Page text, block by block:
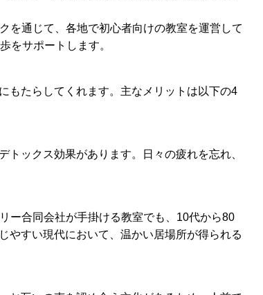
を通じて、各地で初心者向けの教室を運営して
をサポートします。
もたらしてくれます。主なメリットは以下の4
ックス効果があります。日々の疲れを忘れ、
ー合同会社が手掛ける教室でも、10代から80
やすい現代において、温かい居場所が得られる